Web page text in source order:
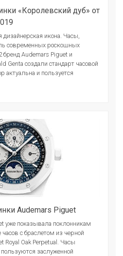
«Королевский дуб» от
дизайнерская икона. Часы,
современных роскошных
бренд Audemars Piguet и
Genta создали стандарт часовой
актуальна и пользуется
Audemars Piguet
уже показывала поклонникам
с браслетом из черной
Royal Oak Perpetual. Часы
заслуженной